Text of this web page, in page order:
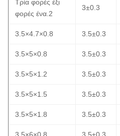
Τρία φορές έξι
φορές ένα.2
3±0.3
3.5×4.7×0.8 3.5±0.3
3.5×5×0.8 3.5±0.3
3.5×5×1.2 3.5±0.3
3.5×5×1.5 3.5±0.3
3.5×5×1.8 3.5±0.3